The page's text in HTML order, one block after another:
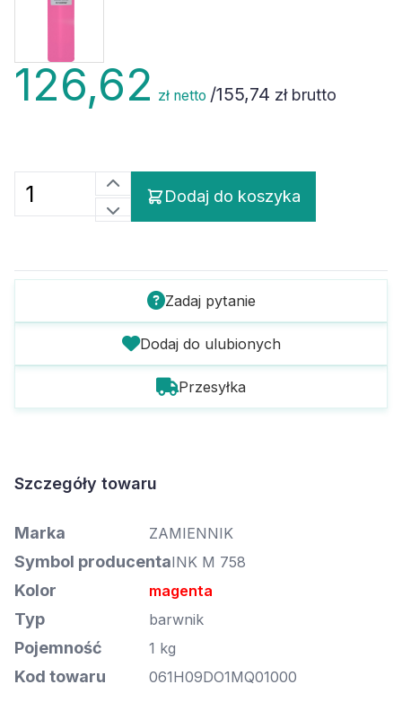
126,62 zł netto /155,74 zł brutto
Dodaj do koszyka
Zadaj pytanie
Dodaj do ulubionych
Przesyłka
Szczegóły towaru
Marka ZAMIENNIK
Symbol producentaINK M 758
Kolor magenta
Typ barwnik
Pojemność 1 kg
Kod towaru 061H09DO1MQ01000